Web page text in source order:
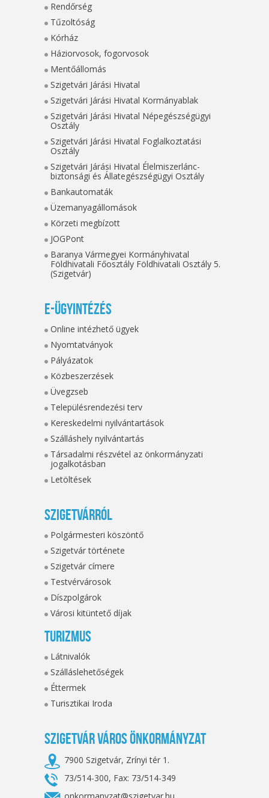
Rendőrség
Tűzoltóság
Kórház
Háziorvosok, fogorvosok
Mentőállomás
Szigetvári Járási Hivatal
Szigetvári Járási Hivatal Kormányablak
Szigetvári Járási Hivatal Népegészségügyi
Osztály
Szigetvári Járási Hivatal Foglalkoztatási
Osztály
Szigetvári Járási Hivatal Élelmiszerlánc-
biztonsági és Állategészségügyi Osztály
Bankautomaták
Üzemanyagállomások
Körzeti megbízott
JOGPont
Baranya Vármegyei Kormányhivatal
Földhivatali Főosztály Földhivatali Osztály 5.
(Szigetvár)
E-ügyintézés
Online intézhető ügyek
Nyomtatványok
Pályázatok
Közbeszerzések
Üvegzseb
Településrendezési terv
Kereskedelmi nyilvántartások
Szálláshely nyilvántartás
Társadalmi részvétel az önkormányzati
jogalkotásban
Letöltések
Szigetvárról
Polgármesteri köszöntő
Szigetvár története
Szigetvár címere
Testvérvárosok
Díszpolgárok
Városi kitüntető díjak
Turizmus
Látnivalók
Szálláslehetőségek
Éttermek
Turisztikai Iroda
Szigetvár Város Önkormányzat
7900 Szigetvár, Zrínyi tér 1.
73/514-300, Fax: 73/514-349